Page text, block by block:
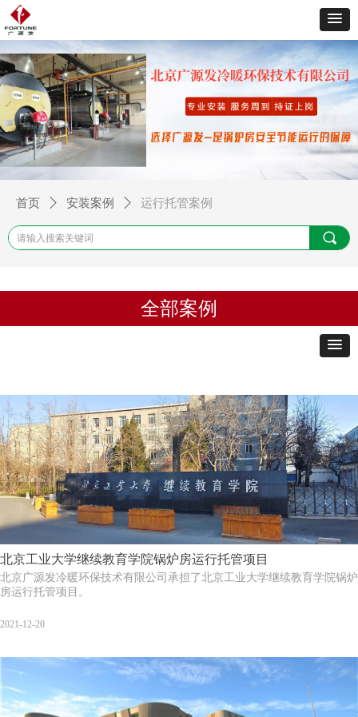
北京工业大学继续教育学院锅炉房运行托管项目
北京广源发冷暖环保技术有限公司承担了北京工业大学继续教育学院锅炉
房运行托管项目。
2021-12-20
끠
首页 ꄲ 安装案例 ꄲ 运行托管案例
全部案例